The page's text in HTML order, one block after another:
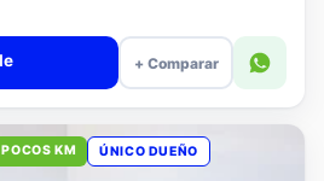
+ Comparar
POCOS KM